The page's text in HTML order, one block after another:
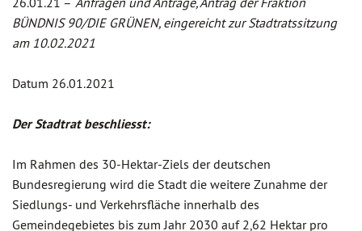
BÜNDNIS 90/DIE GRÜNEN, eingereicht zur Stadtratssitzung
am 10.02.2021
Datum 26.01.2021
Der Stadtrat beschliesst:
Im Rahmen des 30-Hektar-Ziels der deutschen
Bundesregierung wird die Stadt die weitere Zunahme der
Siedlungs- und Verkehrsfläche innerhalb des
Gemeindegebietes bis zum Jahr 2030 auf 2,62 Hektar pro